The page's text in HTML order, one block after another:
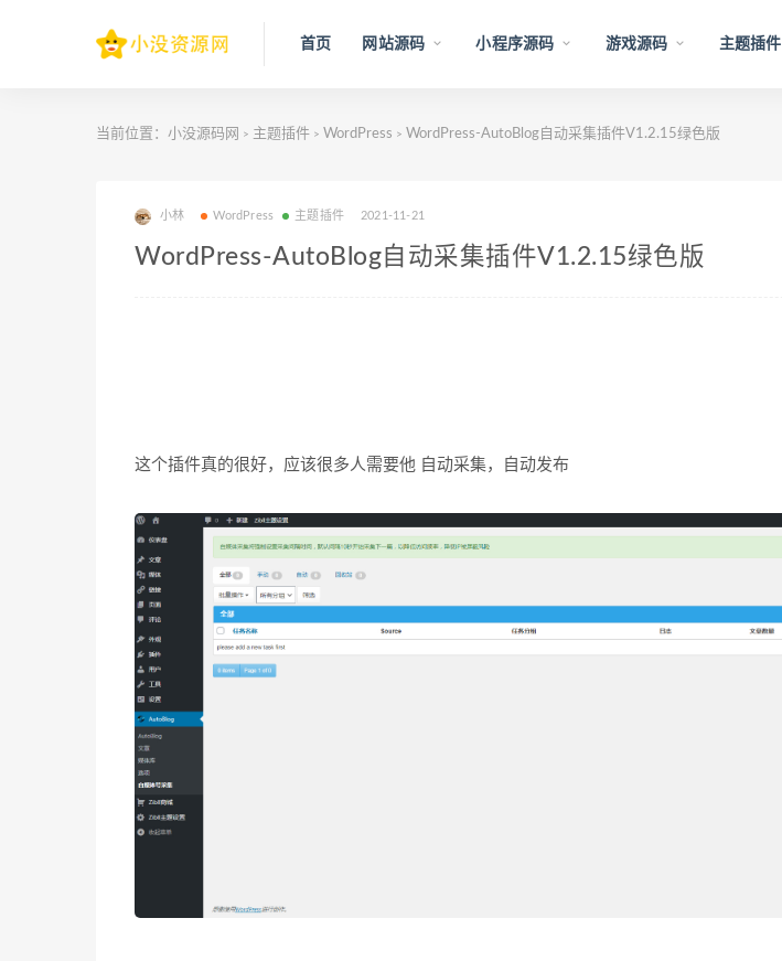
首页 网站源码 小程序源码 游戏源码 主题插件
当前位置： 小没源码网 > 主题插件 > WordPress > WordPress-AutoBlog自动采集插件V1.2.15绿色版
小林 WordPress 主题插件 2021-11-21
WordPress-AutoBlog自动采集插件V1.2.15绿色版
这个插件真的很好，应该很多人需要他 自动采集，自动发布